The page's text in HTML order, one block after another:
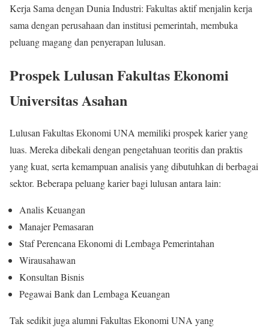
Kerja Sama dengan Dunia Industri: Fakultas aktif menjalin kerja
sama dengan perusahaan dan institusi pemerintah, membuka
peluang magang dan penyerapan lulusan.
Prospek Lulusan Fakultas Ekonomi
Universitas Asahan
Lulusan Fakultas Ekonomi UNA memiliki prospek karier yang
luas. Mereka dibekali dengan pengetahuan teoritis dan praktis
yang kuat, serta kemampuan analisis yang dibutuhkan di berbagai
sektor. Beberapa peluang karier bagi lulusan antara lain:
Analis Keuangan
Manajer Pemasaran
Staf Perencana Ekonomi di Lembaga Pemerintahan
Wirausahawan
Konsultan Bisnis
Pegawai Bank dan Lembaga Keuangan
Tak sedikit juga alumni Fakultas Ekonomi UNA yang